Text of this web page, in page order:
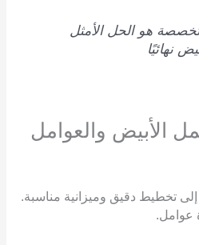
هو الحل الأمثل
نهائيًا
الأبيض والعوامل
إلى تخطيط دقيق وميزانية مناسبة.
عوامل.